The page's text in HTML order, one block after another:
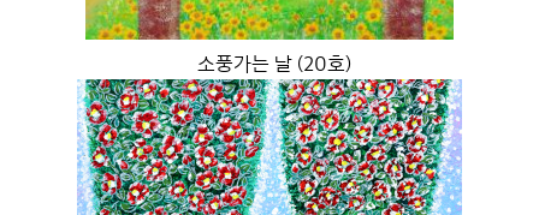
소풍가는 날 (20호)